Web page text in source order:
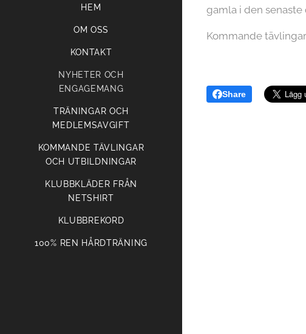
HEM
OM OSS
KONTAKT
NYHETER OCH
ENGAGEMANG
TRÄNINGAR OCH
MEDLEMSAVGIFT
KOMMANDE TÄVLINGAR
OCH UTBILDNINGAR
KLUBBKLÄDER FRÅN
NETSHIRT
KLUBBREKORD
100% REN HÅRDTRÄNING
gamla i den
Kommande
Share